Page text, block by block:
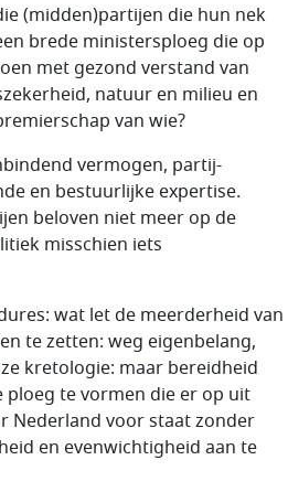
(midden)partijen die hun nek
brede ministersploeg die op
met gezond verstand van
natuur en milieu en
van wie?
vermogen, partij-
en bestuurlijke expertise.
beloven niet meer op de
misschien iets
wat let de meerderheid van
te zetten: weg eigenbelang,
kretologie: maar bereidheid
ploeg te vormen die er op uit
Nederland voor staat zonder
en evenwichtigheid aan te